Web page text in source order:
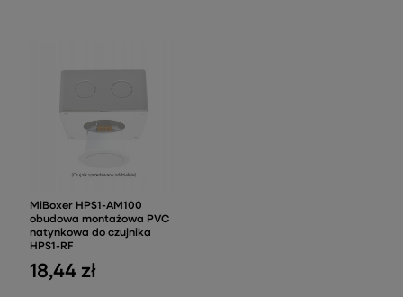
MiBoxer HPS1-AM100
obudowa montażowa PVC
natynkowa do czujnika
HPS1-RF
18,44 zł